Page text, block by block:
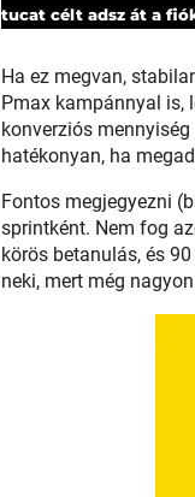
tucat célt adsz át a
Ha ez megvan,
Pmax kampánnyal is,
konverziós
hatékonyan, ha
Fontos megjegyezni
sprintként. Nem fog
körös betanulás, és
neki, mert még